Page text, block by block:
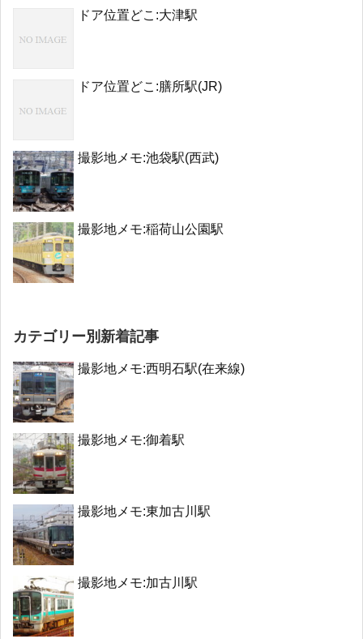
ドア位置どこ:大津駅
ドア位置どこ:膳所駅(JR)
撮影地メモ:池袋駅(西武)
撮影地メモ:稲荷山公園駅
カテゴリー別新着記事
撮影地メモ:西明石駅(在来線)
撮影地メモ:御着駅
撮影地メモ:東加古川駅
撮影地メモ:加古川駅